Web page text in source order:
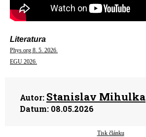
Literatura
Phys.org 8. 5. 2026.
EGU 2026.
Autor: Stanislav Mihulka
Datum: 08.05.2026
Tisk článku